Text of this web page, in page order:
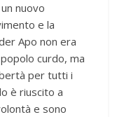
nuovo
e la
Apo non era
curdo, ma
per tutti i
è riuscito a
e sono